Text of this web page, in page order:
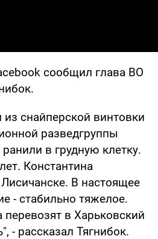
сообщил глава ВО
из снайперской винтовки
разведгруппы
в грудную клетку.
Константина
В настоящее
- стабильно тяжелое.
перевозят в Харьковский
- рассказал Тягнибок.